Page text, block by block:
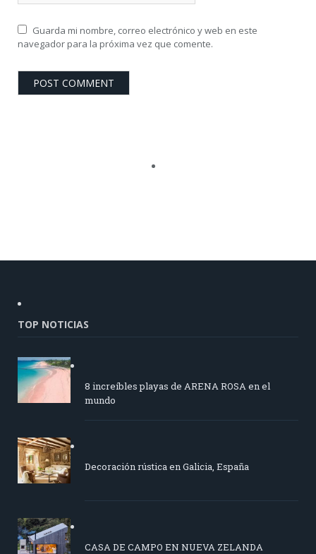
Guarda mi nombre, correo electrónico y web en este
navegador para la próxima vez que comente.
TOP NOTICIAS
8 increíbles playas de ARENA ROSA en el
mundo
Decoración rústica en Galicia, España
CASA DE CAMPO EN NUEVA ZELANDA